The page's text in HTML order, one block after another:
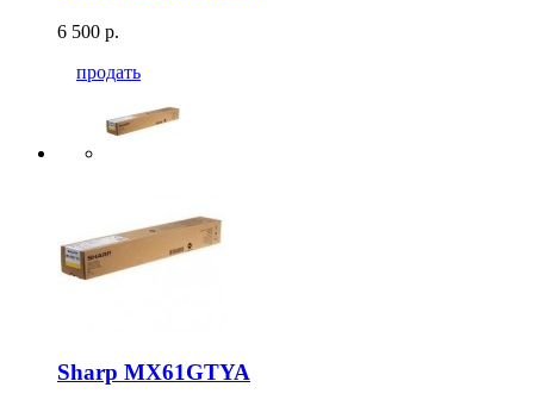
6 500 р.
продать
Sharp MX61GTYA